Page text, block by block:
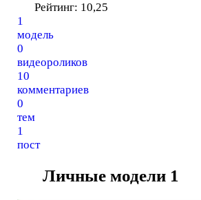
Рейтинг: 10,25
1
модель
0
видеороликов
10
комментариев
0
тем
1
пост
Личные модели 1